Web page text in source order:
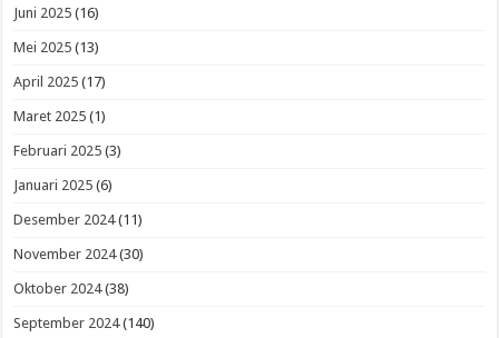
Juni 2025 (16)
Mei 2025 (13)
April 2025 (17)
Maret 2025 (1)
Februari 2025 (3)
Januari 2025 (6)
Desember 2024(11)
November 2024(30)
Oktober 2024(38)
September 2024(140)